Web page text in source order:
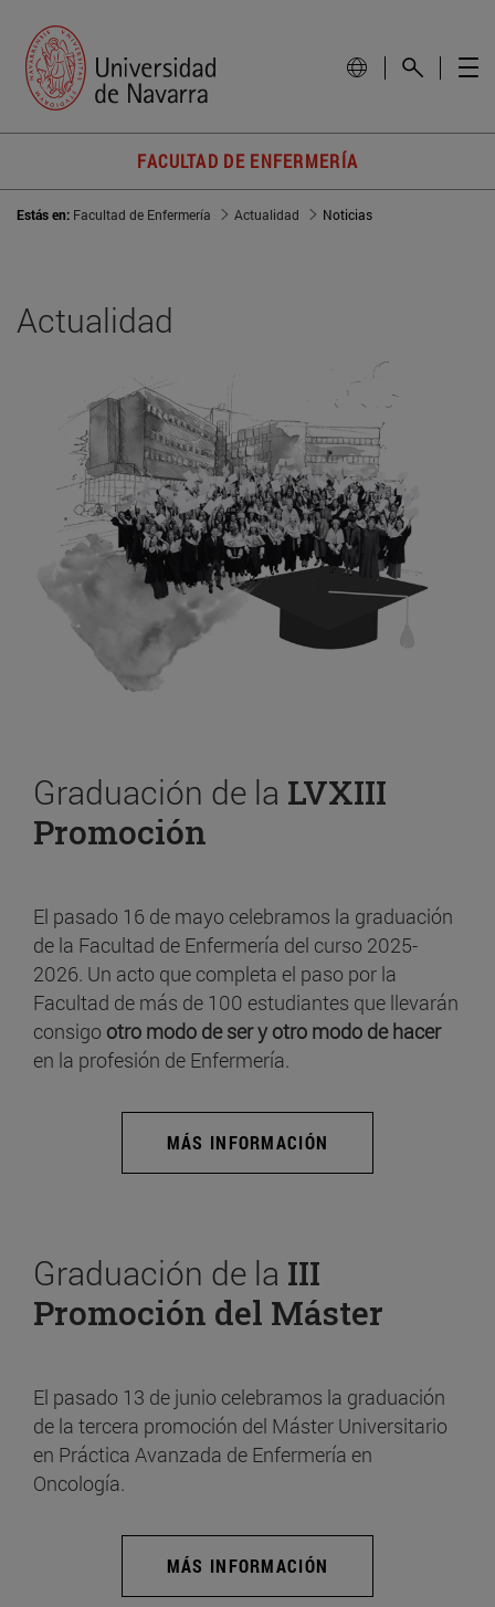
FACULTAD DE ENFERMERÍA
Estás en: Facultad de Enfermería Actualidad Noticias
Actualidad
Graduación de la LVXIII
Promoción
El pasado 16 de mayo celebramos la graduación
de la Facultad de Enfermería del curso 2025-
2026. Un acto que completa el paso por la
Facultad de más de 100 estudiantes que llevarán
consigo otro modo de ser y otro modo de hacer
en la profesión de Enfermería.
MÁS INFORMACIÓN
Graduación de la III
Promoción del Máster
El pasado 13 de junio celebramos la graduación
de la tercera promoción del Máster Universitario
en Práctica Avanzada de Enfermería en
Oncología.
MÁS INFORMACIÓN